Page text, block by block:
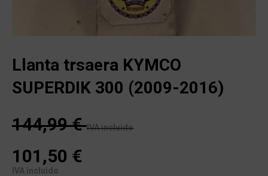
Llanta trsaera KYMCO
SUPERDIK 300 (2009-2016)
144,99€ IVA incluido
101,50 €
IVA incluido